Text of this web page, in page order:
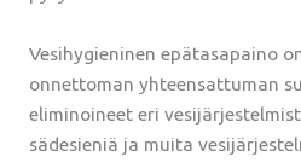
Vesihygieninen epätasapaino
onnettoman yhteensattuman
eliminoineet eri
sädesieniä ja muita